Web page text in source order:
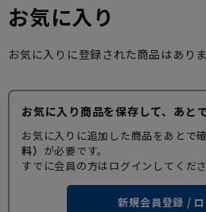
お気に入り
お気に入りに登録された商品はありま
お気に入り商品を保存して、あと
お気に入りに追加した商品をあとで
料） が必要です。
すでに会員の方はログインしてくださ
新規会員登録 /